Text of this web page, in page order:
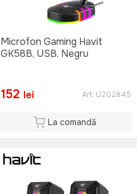
Microfon Gaming Havit
GK58B, USB, Negru
152 lei Art: U202845
La comandă